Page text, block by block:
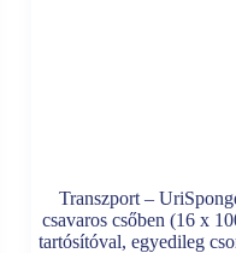
Transzport –
csavaros csőben (16 x
tartósítóval, egyedileg